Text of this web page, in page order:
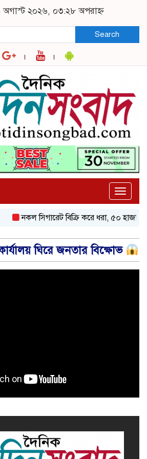
অগাস্ট ২০২৬, ০৩:২৮ অপরাহ্ন
Search
Toggle
নকল সিগারেট বিক্রি করে ধরা, ৫০ হাজার
ঘিরে জনতার বিক্ষোভ